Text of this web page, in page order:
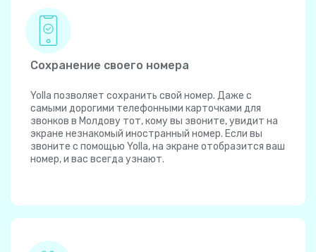
Сохранение своего номера
Yolla позволяет сохранить свой номер. Даже с
самыми дорогими телефонными карточками для
звонков в Молдову тот, кому вы звоните, увидит на
экране незнакомый иностранный номер. Если вы
звоните с помощью Yolla, на экране отобразится ваш
номер, и вас всегда узнают.